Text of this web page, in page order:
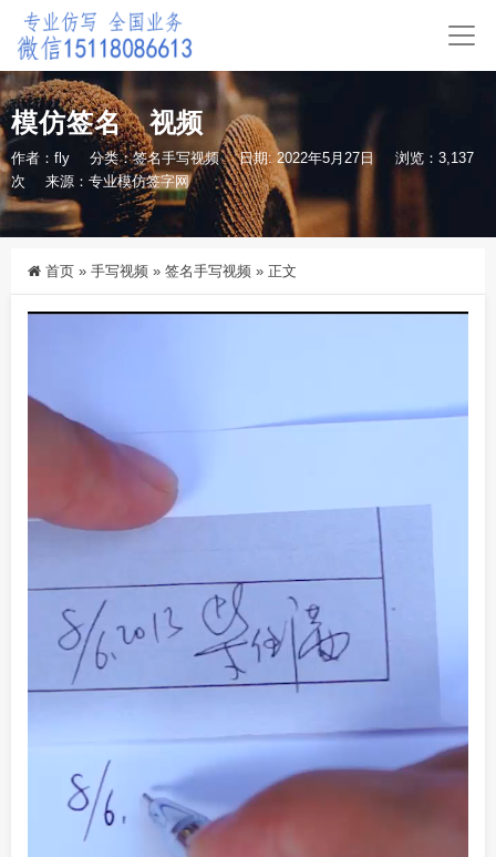
模仿签名 视频
作者：fly 分类：签名手写视频 日期: 2022年5月27日
浏览：3,137
次
来源：专业模仿签字网
首页 » 手写视频 » 签名手写视频 » 正文